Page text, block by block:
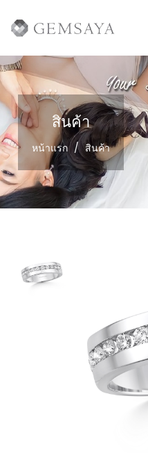
สินค้า
หน้าแรก / สินค้า